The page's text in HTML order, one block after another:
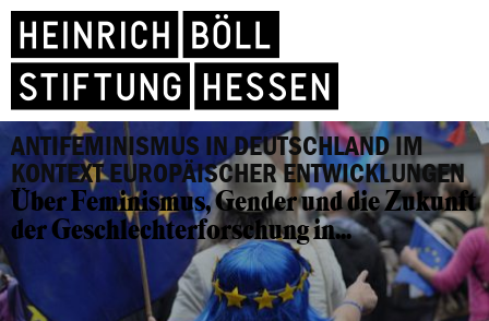
ANTIFEMINISMUS IN DEUTSCHLAND IM
KONTEXT EUROPÄISCHER ENTWICKLUNGEN
Über Feminismus, Gender und die Zukunft
der Geschlechterforschung in...